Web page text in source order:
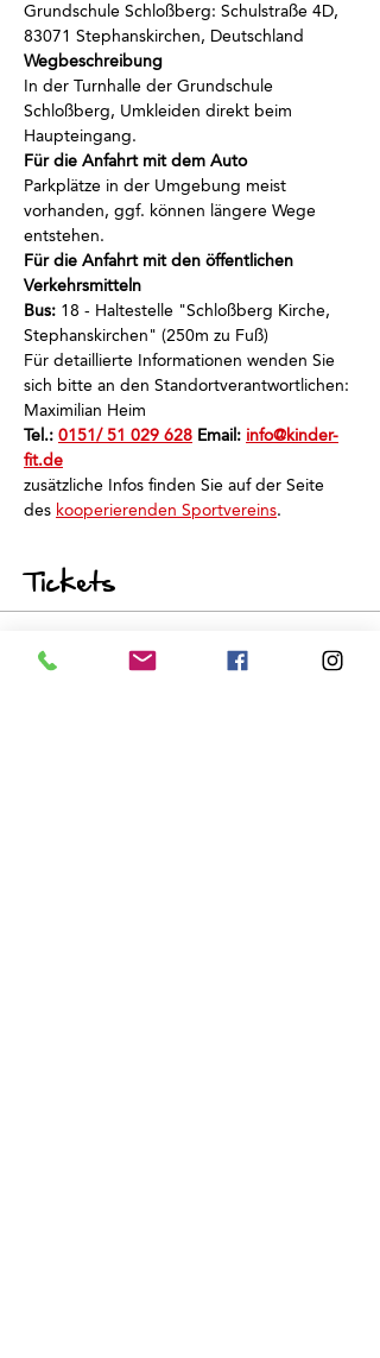
Grundschule Schloßberg: Schulstraße 4D,
83071 Stephanskirchen, Deutschland
Wegbeschreibung
In der Turnhalle der Grundschule
Schloßberg, Umkleiden direkt beim
Haupteingang.
Für die Anfahrt mit dem Auto
Parkplätze in der Umgebung meist
vorhanden, ggf. können längere Wege
entstehen.
Für die Anfahrt mit den öffentlichen
Verkehrsmitteln
Bus: 18 - Haltestelle "Schloßberg Kirche,
Stephanskirchen" (250m zu Fuß)
Für detaillierte Informationen wenden Sie
sich bitte an den Standortverantwortlichen:
Maximilian Heim
Tel.: 0151/ 51 029 628 Email: info@kinder-
fit.de
zusätzliche Infos finden Sie auf der Seite
des kooperierenden Sportvereins.
Tickets
Sale ended